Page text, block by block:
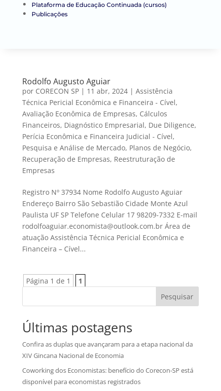
Plataforma de Educação Continuada (cursos)
Publicações
Rodolfo Augusto Aguiar
por CORECON SP| 11 abr, 2024| Assistência
Técnica Pericial Econômica e Financeira - Cível,
Avaliação Econômica de Empresas, Cálculos
Financeiros, Diagnóstico Empresarial, Due Diligence,
Perícia Econômica e Financeira Judicial - Cível,
Pesquisa e Análise de Mercado, Planos de Negócio,
Recuperação de Empresas, Reestruturação de
Empresas
Registro Nº 37934 Nome Rodolfo Augusto Aguiar
Endereço Bairro São Sebastião Cidade Monte Azul
Paulista UF SP Telefone Celular 17 98209-7332 E-mail
rodolfoaguiar.economista@outlook.com.br Área de
atuação Assistência Técnica Pericial Econômica e
Financeira – Cível...
Página 1 de 1
1
Pesquisar
Últimas postagens
Confira as duplas que avançaram para a etapa nacional da
XIV Gincana Nacional de Economia
Coworking dos Economistas: benefício do Corecon-SP está
disponível para economistas registrados